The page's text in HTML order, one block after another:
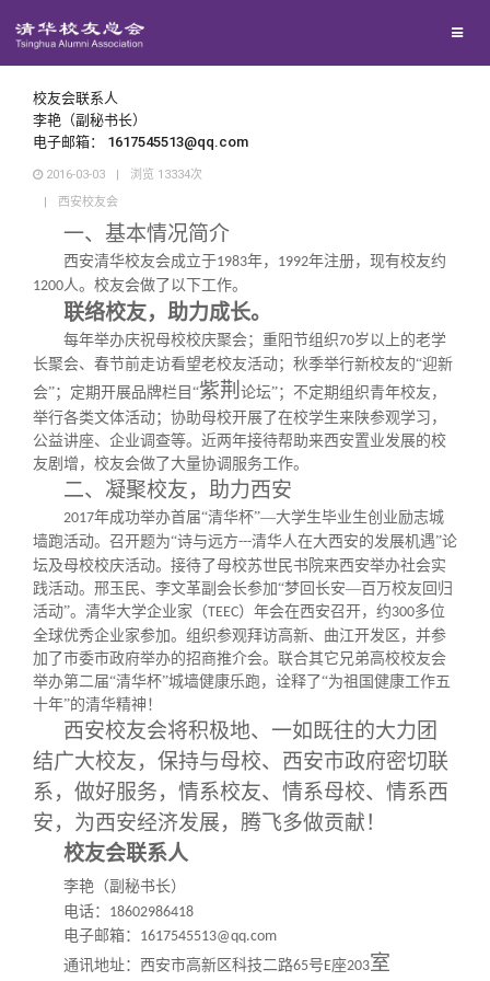
捐赠项目
捐赠新闻
捐赠纪事
捐赠方法
义工计划
媒体平台
《清华校友通讯》
《水木清华》
我要订阅
新媒体平台
百年清华
清华人物
清华故事
青春风采
校友文苑
校友讲坛
校友服务
终身学习
信息化服务
三创大赛
实用信息
校友总会
总会简介
会长致辞
总会章程
制度法规
联系我们
关闭
校友会联系人
李艳（副秘书长）
电子邮箱： 1617545513@qq.com
2016-03-03 | 浏览 13334次
|
西安校友会
一、基本情况简介
西安清华校友会成立于1983年， 1992年注册，现有校友约
1200人。校友会做了以下工作。
联络校友，助力成长。
每年举办庆祝母校校庆聚会；重阳节组织70岁以上的老学
长聚会、春节前走访看望老校友活动；秋季举行新校友的“迎新
会”；定期开展品牌栏目“紫荆 论坛”；不定期组织青年校友，
举行各类文体活动；协助母校开展了在校学生来陕参观学习，
公益讲座、企业调查等。近两年接待帮助来西安置业发展的校
友剧增，校友会做了大量协调服务工作。
二、凝聚校友，助力西安
2017年成功举办首届“清华杯”—大学生毕业生创业励志城
墙跑活动。召开题为“诗与远方---清华人在大西安的发展机遇”论
坛及母校校庆活动。接待了母校苏世民书院来西安举办社会实
践活动。邢玉民、李文革副会长参加“梦回长安—百万校友回归
活动”。 清华大学企业家（TEEC）年会在西安召开，约300多位
全球优秀企业家参加。组织参观拜访高新、曲江开发区，并参
加了市委市政府举办的招商推介会。联合其它兄弟高校校友会
举办第二届“清华杯”城墙健康乐跑，诠释了“为祖国健康工作五
十年”的清华精神！
西安校友会将积极地、一如既往的大力团
结广大校友，保持与母校、西安市政府密切联
系，做好服务，情系校友、情系母校、情系西
安，为西安经济发展，腾飞多做贡献！
校友会联系人
李艳（副秘书长）
电话： 18602986418
电子邮箱： 1617545513@qq.com
通讯地址：西安市高新区科技二路65号E座203室